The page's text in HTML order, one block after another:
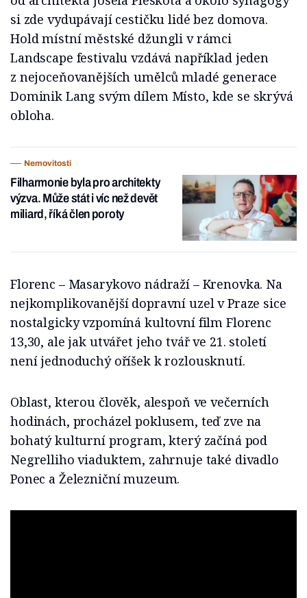
si zde vydupávají cestičku lidé bez domova.
Hold místní městské džungli v rámci
Landscape festivalu vzdává například jeden
z nejoceňovanějších umělců mladé generace
Dominik Lang svým dílem Místo, kde se skrývá
obloha.
Nemovitosti
Filharmonie byla pro architekty
výzva. Může stát i víc než devět
miliard, říká člen poroty
Florenc – Masarykovo nádraží – Krenovka. Na
nejkomplikovanější dopravní uzel v Praze sice
nostalgicky vzpomíná kultovní film Florenc
13,30, ale jak utvářet jeho tvář ve 21. století
není jednoduchý oříšek k rozlousknutí.
Oblast, kterou člověk, alespoň ve večerních
hodinách, procházel poklusem, teď zve na
bohatý kulturní program, který začíná pod
Negrelliho viaduktem, zahrnuje také divadlo
Ponec a Železniční muzeum.